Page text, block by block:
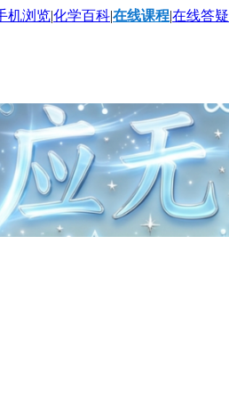
机浏览|化学百科|在线课程|在线答疑